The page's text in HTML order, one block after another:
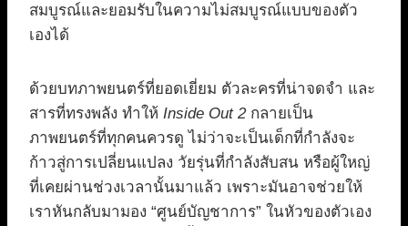
สมบูรณ์และยอมรับในความไม่สมบูรณ์แบบของตัว
เองได้
ด้วยบทภาพยนตร์ที่ยอดเยี่ยม ตัวละครที่น่าจดจำ และ
สารที่ทรงพลัง ทำให้ Inside Out 2กลายเป็น
ภาพยนตร์ที่ทุกคนควรดู ไม่ว่าจะเป็นเด็กที่กำลังจะ
ก้าวสู่การเปลี่ยนแปลง วัยรุ่นที่กำลังสับสน หรือผู้ใหญ่
ที่เคยผ่านช่วงเวลานั้นมาแล้ว เพราะมันอาจช่วยให้
เราหันกลับมามอง “ศูนย์บัญชาการ” ในหัวของตัวเอง